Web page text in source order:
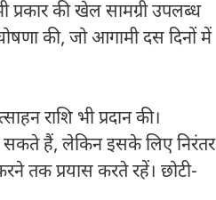
प्रकार की खेल सामग्री उपलब्ध
की, जो आगामी दस दिनों में
राशि भी प्रदान की।
सकते हैं, लेकिन इसके लिए निरंतर
तक प्रयास करते रहें। छोटी-